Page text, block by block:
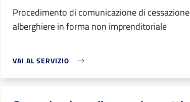
Procedimento di comunicazione di
alberghiere in forma non imprenditoriale
VAI AL SERVIZIO